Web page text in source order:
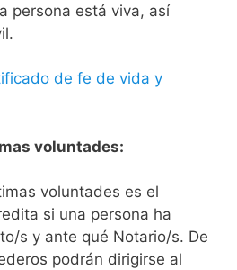
persona está viva, así
de fe de vida y
voluntades:
voluntades es el
si una persona ha
s y ante qué Notario/s. De
podrán dirigirse al